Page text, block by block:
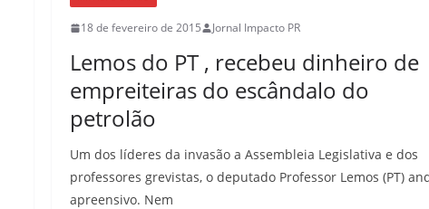
18 de fevereiro de 2015 Jornal Impacto PR
Lemos do PT , recebeu dinheiro de
empreiteiras do escândalo do
petrolão
Um dos líderes da invasão a Assembleia Legislativa e dos
professores grevistas, o deputado Professor Lemos (PT)
apreensivo. Nem